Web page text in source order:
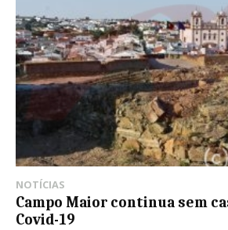
NOTÍCIAS
Campo Maior continua sem
Covid-19